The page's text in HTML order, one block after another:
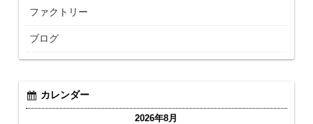
ファクトリー
ブログ
カレンダー
2026年8月